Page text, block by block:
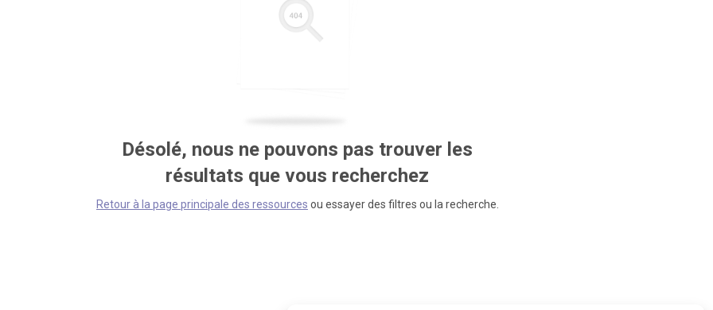
Désolé, nous ne pouvons pas trouver les
résultats que vous recherchez
Retour à la page principale des ressources ou essayer des filtres ou la recherche.